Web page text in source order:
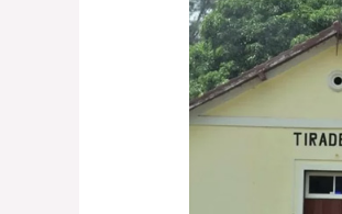
de
passeios
de
trem
em